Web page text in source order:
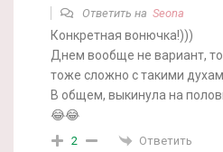
Ответить на Seona
Конкретная вонючка!)))
Днем вообще не вариант,
тоже сложно с такими
В общем, выкинула на
😂😂
2 Ответить